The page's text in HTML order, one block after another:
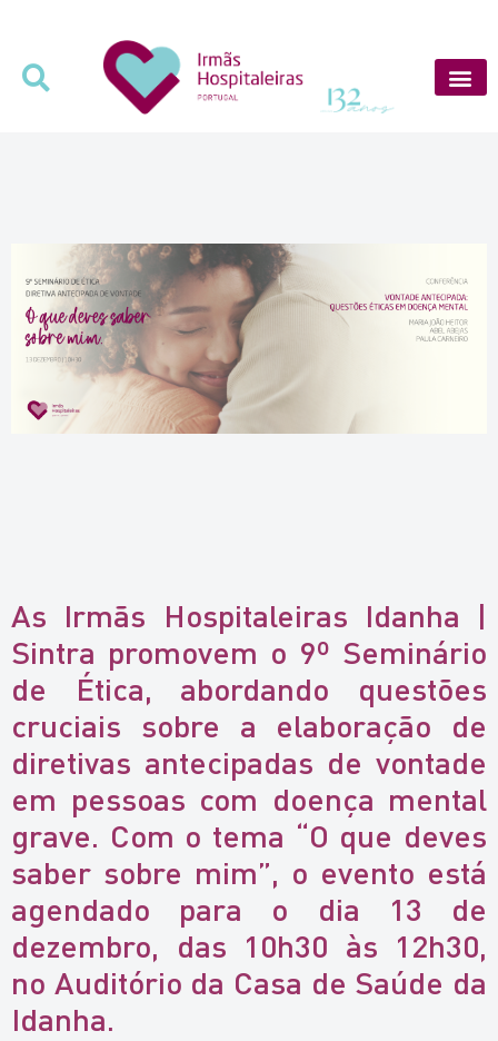
As Irmãs Hospitaleiras Idanha |
Sintra promovem o 9º Seminário
de Ética, abordando questões
cruciais sobre a elaboração de
diretivas antecipadas de vontade
em pessoas com doença mental
grave. Com o tema “O que deves
saber sobre mim”, o evento está
agendado para o dia 13 de
dezembro, das 10h30 às 12h30,
no Auditório da Casa de Saúde da
Idanha.